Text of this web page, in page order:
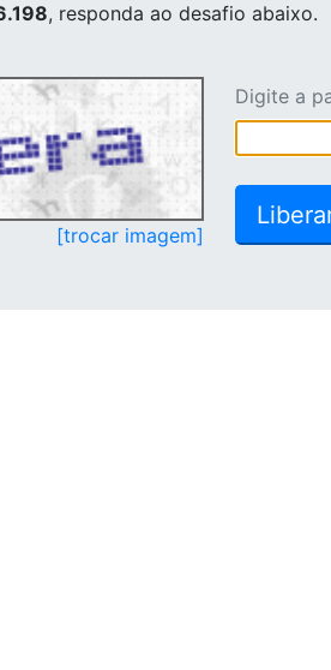
, responda ao desafio abaixo.
[trocar imagem]
Digite a